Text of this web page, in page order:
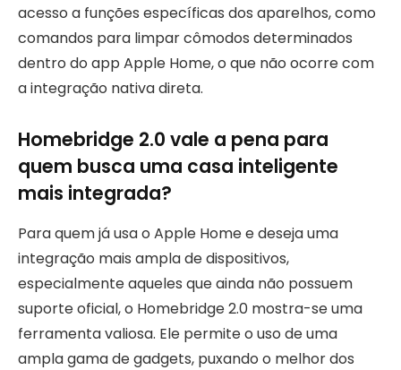
acesso a funções específicas dos aparelhos, como
comandos para limpar cômodos determinados
dentro do app Apple Home, o que não ocorre com
a integração nativa direta.
Homebridge 2.0 vale a pena para
quem busca uma casa inteligente
mais integrada?
Para quem já usa o Apple Home e deseja uma
integração mais ampla de dispositivos,
especialmente aqueles que ainda não possuem
suporte oficial, o Homebridge 2.0 mostra-se uma
ferramenta valiosa. Ele permite o uso de uma
ampla gama de gadgets, puxando o melhor dos